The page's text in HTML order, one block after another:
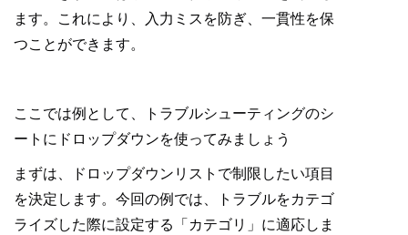
ます。これにより、入力ミスを防ぎ、一貫性を保
つことができます。
ここでは例として、トラブルシューティングのシ
ートにドロップダウンを使ってみましょう
まずは、ドロップダウンリストで制限したい項目
を決定します。今回の例では、トラブルをカテゴ
ライズした際に設定する「カテゴリ」に適応しま